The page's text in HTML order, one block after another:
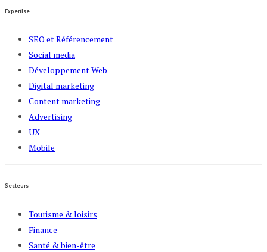
Expertise
SEO et Référencement
Social media
Développement Web
Digital marketing
Content marketing
Advertising
UX
Mobile
Secteurs
Tourisme & loisirs
Finance
Santé & bien-être